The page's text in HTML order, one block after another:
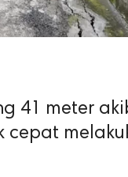
41 meter
cepat